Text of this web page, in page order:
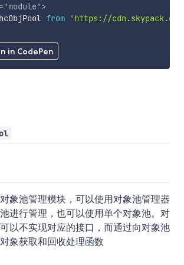
in CodePen
="module">
from
'https://
象池管理模块，可以使用对象池管理器
进行管理，也可以使用单个对象池。对
以不实现对应的接口，而通过向对象池
象获取和回收处理函数